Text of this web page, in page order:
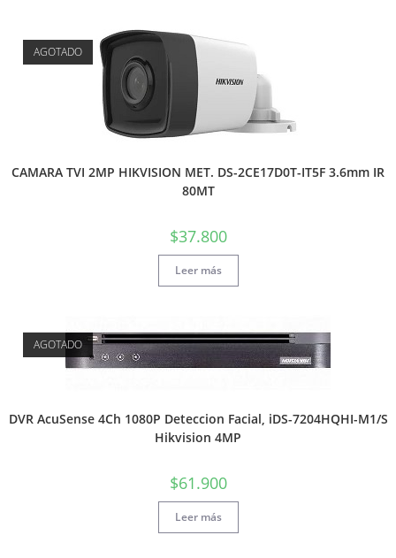
AGOTADO
CAMARA TVI 2MP HIKVISION MET. DS-2CE17D0T-IT5F 3.6mm IR
80MT
$37.800
Leer más
AGOTADO
DVR AcuSense 4Ch 1080P Deteccion Facial, iDS-7204HQHI-M1/S
Hikvision 4MP
$61.900
Leer más